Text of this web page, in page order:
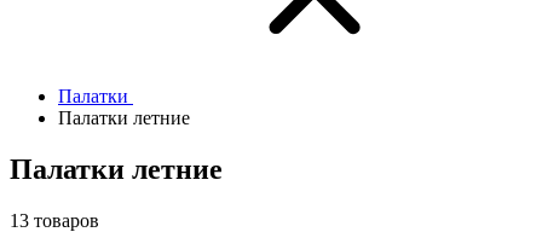
Палатки
Палатки летние
Палатки летние
13 товаров